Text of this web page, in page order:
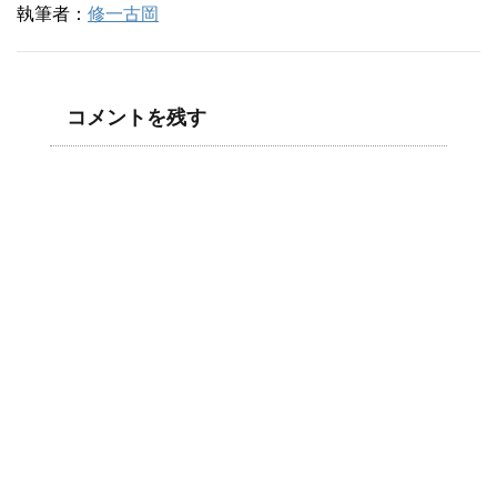
執筆者： 修一古岡
コメントを残す